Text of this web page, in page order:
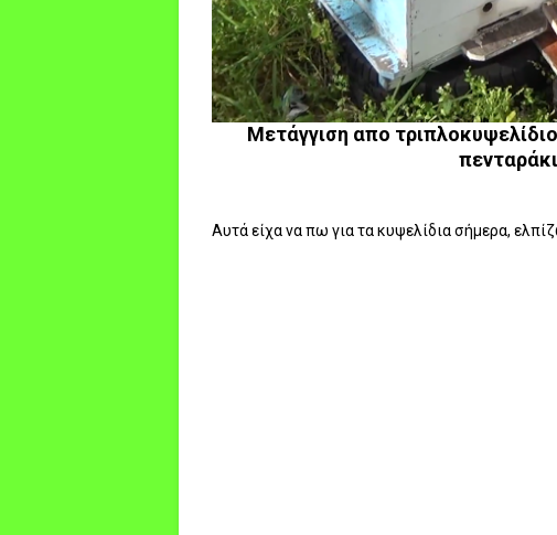
Μετάγγιση απο
Αυτά είχα να πω για τα κυψελίδια σήμερα,